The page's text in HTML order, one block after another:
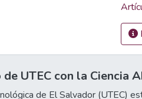
de UTEC con la Ciencia
de El Salvador (UTEC)